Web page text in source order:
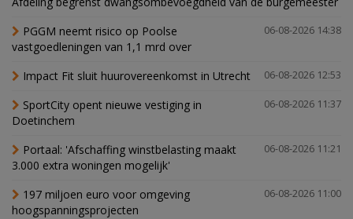
06-08-2026 14:38
PGGM neemt risico op Poolse
vastgoedleningen van 1,1 mrd over
06-08-2026 12:53
Impact Fit sluit huurovereenkomst in Utrecht
06-08-2026 11:37
SportCity opent nieuwe vestiging in
Doetinchem
06-08-2026 11:21
Portaal: 'Afschaffing winstbelasting maakt
3.000 extra woningen mogelijk'
06-08-2026 11:00
197 miljoen euro voor omgeving
hoogspanningsprojecten